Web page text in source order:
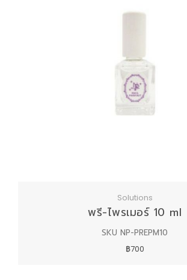
Solutions
พรี-ไพรเมอร์ 10 ml
SKU NP-PREPM10
฿700